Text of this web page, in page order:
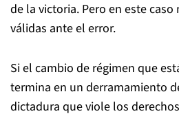
de la victoria. Pero en este caso
válidas ante el error.
Si el cambio de régimen que
termina en un derramamiento
dictadura que viole los